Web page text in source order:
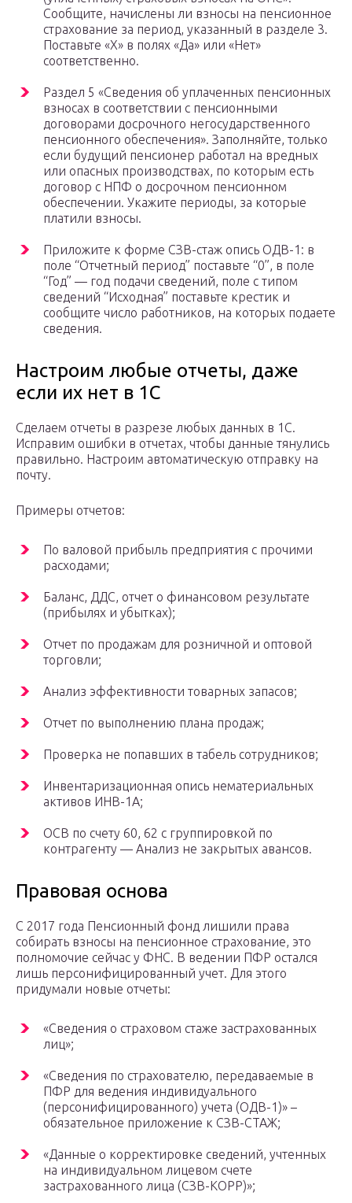
Сообщите, начислены ли взносы на пенсионное
страхование за период, указанный в разделе 3.
Поставьте «Х» в полях «Да» или «Нет»
соответственно.
Раздел 5 «Сведения об уплаченных пенсионных
взносах в соответствии с пенсионными
договорами досрочного негосударственного
пенсионного обеспечения». Заполняйте, только
если будущий пенсионер работал на вредных
или опасных производствах, по которым есть
договор с НПФ о досрочном пенсионном
обеспечении. Укажите периоды, за которые
платили взносы.
Приложите к форме СЗВ-стаж опись ОДВ-1: в
поле “Отчетный период” поставьте “0”, в поле
“Год” — год подачи сведений, поле с типом
сведений “Исходная” поставьте крестик и
сообщите число работников, на которых подаете
сведения.
Настроим любые отчеты, даже
если их нет в 1С
Сделаем отчеты в разрезе любых данных в 1С.
Исправим ошибки в отчетах, чтобы данные тянулись
правильно. Настроим автоматическую отправку на
почту.
Примеры отчетов:
По валовой прибыль предприятия с прочими
расходами;
Баланс, ДДС, отчет о финансовом результате
(прибылях и убытках);
Отчет по продажам для розничной и оптовой
торговли;
Анализ эффективности товарных запасов;
Отчет по выполнению плана продаж;
Проверка не попавших в табель сотрудников;
Инвентаризационная опись нематериальных
активов ИНВ-1А;
ОСВ по счету 60, 62 с группировкой по
контрагенту — Анализ не закрытых авансов.
Правовая основа
С 2017 года Пенсионный фонд лишили права
собирать взносы на пенсионное страхование, это
полномочие сейчас у ФНС. В ведении ПФР остался
лишь персонифицированный учет. Для этого
придумали новые отчеты:
«Сведения о страховом стаже застрахованных
лиц»;
«Сведения по страхователю, передаваемые в
ПФР для ведения индивидуального
(персонифицированного) учета (ОДВ-1)» –
обязательное приложение к СЗВ-СТАЖ;
«Данные о корректировке сведений, учтенных
на индивидуальном лицевом счете
застрахованного лица (СЗВ-КОРР)»;